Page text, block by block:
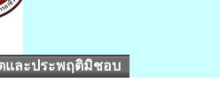
และประพฤติมิชอบ